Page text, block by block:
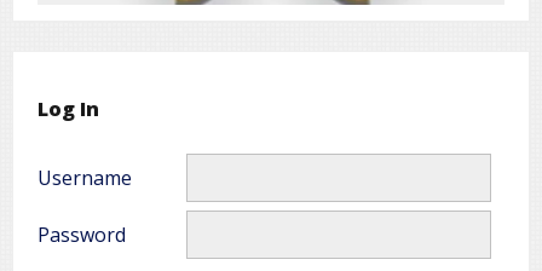
Log In
Username
Password